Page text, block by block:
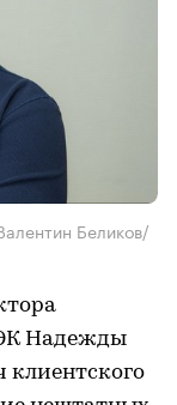
Беликов/
Надежды
клиентского